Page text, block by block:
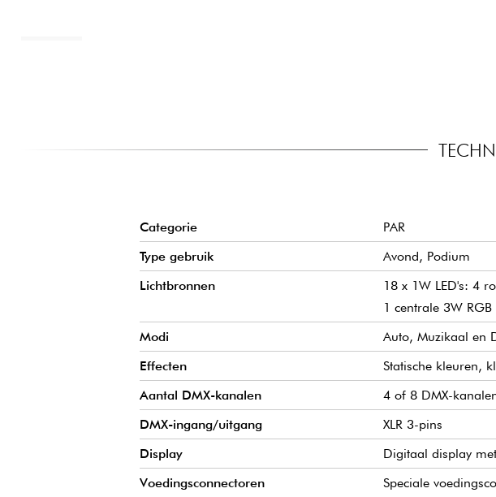
reageert hij automatisch op het ritme van de muziek,
bieden vooraf ingestelde programma's, zoals vloeiende
kleursprongen en dimeffecten. Deze opties maken de projector toegankelijk
Categorie
PAR
Type gebruik
Avond, Podium
Lichtbronnen
18 x 1W LED's: 4
1 centrale 3W RGB
Modi
Auto, Muzikaal en
Effecten
Statische kleuren,
Aantal DMX-kanalen
4 of 8 DMX-
DMX-ingang/uitgang
XLR 3-pins
Display
Digitaal display
Voedingsconnectoren
Speciale